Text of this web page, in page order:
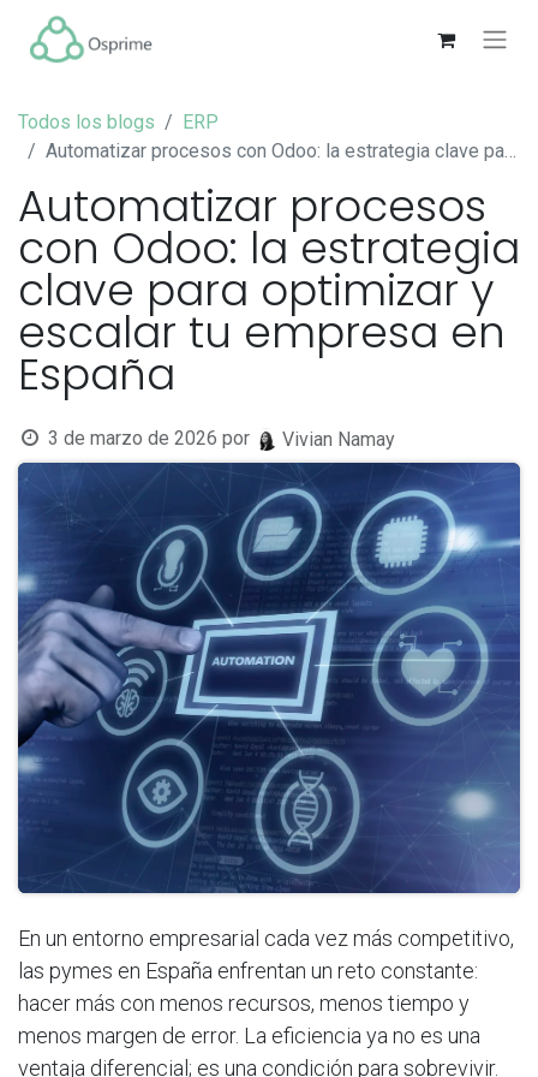
Todos los blogs
ERP
Automatizar procesos con Odoo: la estrategia clave para optimizar y escalar tu empresa en España
Automatizar procesos
con Odoo: la estrategia
clave para optimizar y
escalar tu empresa en
España
3 de marzo de 2026 por Vivian Namay
En un entorno empresarial cada vez más competitivo,
las pymes en España enfrentan un reto constante:
hacer más con menos recursos, menos tiempo y
menos margen de error. La eficiencia ya no es una
ventaja diferencial; es una condición para sobrevivir.